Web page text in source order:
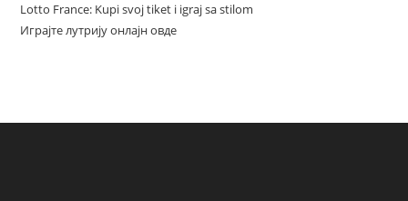
Lotto France: Kupi svoj tiket i igraj sa stilom
Играјте лутрију онлајн овде